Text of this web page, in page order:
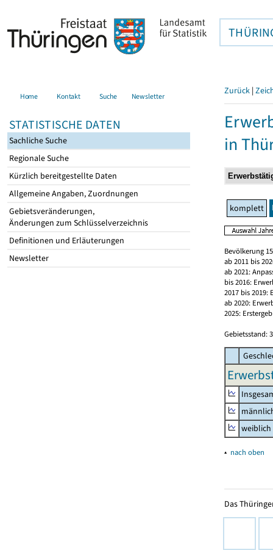
Home Kontakt Suche Newsletter
STATISTISCHE DATEN
Sachliche Suche
Regionale Suche
Kürzlich bereitgestellte Daten
Allgemeine Angaben, Zuordnungen
Gebietsveränderungen,
Änderungen zum Schlüsselverzeichnis
Definitionen und Erläuterungen
Newsletter
Zurück |
in
komplett
Bevölkerung
ab 2011 bis
ab 2021:
bis 2016:
2017 bis
ab 2020:
2025:
Gebietsstand:
weiblich
▴ nach oben
Das